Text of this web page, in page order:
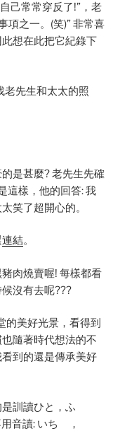
己常常穿反了!”，老
項之一。(笑)” 非常喜
想在此把它紀錄下
老先生和太太的照
是甚麼? 老先生先確
這樣，他的回答: 我
笑了超開心的。
連結。
肉燒賣喔! 每樣都看
沒有去呢???
的美好光景，看得到
隨著時代想法的不
到的還是傳承美好
訓讀ひと，ふ
音讀: いち ，